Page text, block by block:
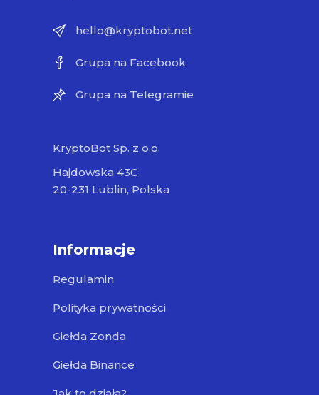
hello@kryptobot.net
Grupa na Facebook
Grupa na Telegramie
KryptoBot Sp. z o.o.
Hajdowska 43C
20-231 Lublin, Polska
Informacje
Regulamin
Polityka prywatności
Giełda Zonda
Giełda Binance